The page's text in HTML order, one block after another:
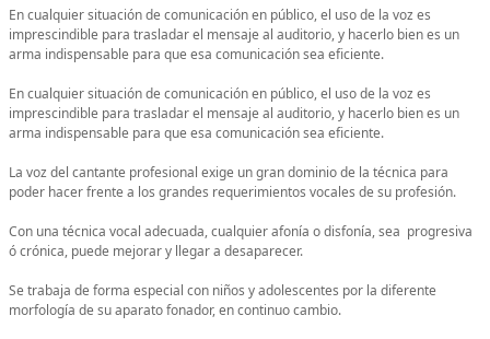
En cualquier situación de comunicación en público, el uso de la voz es
imprescindible para trasladar el mensaje al auditorio, y hacerlo bien es un
arma indispensable para que esa comunicación sea eficiente.
En cualquier situación de comunicación en público, el uso de la voz es
imprescindible para trasladar el mensaje al auditorio, y hacerlo bien es un
arma indispensable para que esa comunicación sea eficiente.
La voz del cantante profesional exige un gran dominio de la técnica para
poder hacer frente a los grandes requerimientos vocales de su profesión.
Con una técnica vocal adecuada, cualquier afonía o disfonía, sea progresiva
ó crónica, puede mejorar y llegar a desaparecer.
Se trabaja de forma especial con niños y adolescentes por la diferente
morfología de su aparato fonador, en continuo cambio.